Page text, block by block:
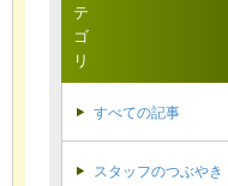
テ
ゴ
リ
すべての記事
スタッフのつぶやき